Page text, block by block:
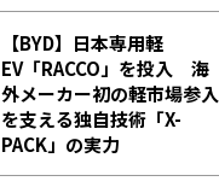
【BYD】日本専用軽
EV「RACCO」を投入 海
外メーカー初の軽市場参入
を支える独自技術「X-
PACK」の実力